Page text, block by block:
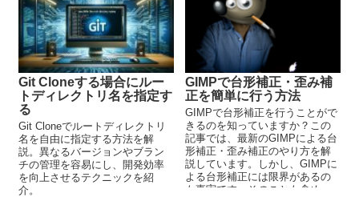
Git Cloneする場合にルー
トディレクトリ名を指定す
る
Git Cloneでルートディレクトリ
名を自由に指定する方法を解
説。異なるバージョンやブラン
チの管理を容易にし、開発効率
を向上させるテクニックを紹
介。
GIMPで台形補正・歪み補
正を簡単に行う方法
GIMPで台形補正を行うことがで
きるのを知っていますか？この
記事では、最新のGIMPによる台
形補正・歪み補正のやり方を解
説しています。しかし、GIMPに
よる台形補正には限界があるの
も事実です。そのことも含め